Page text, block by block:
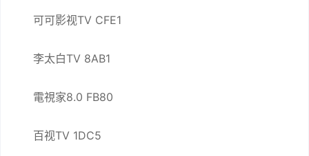
可可影视TV CFE1
李太白TV 8AB1
電視家8.0 FB80
百视TV 1DC5